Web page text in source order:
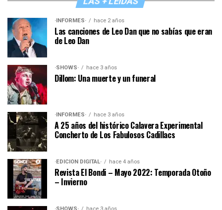
·INFORMES· hace 2 años
Las canciones de Leo Dan que no sabías que eran
de Leo Dan
·SHOWS· hace 3 años
Dillom: Una muerte y un funeral
·INFORMES· hace 3 años
A 25 años del histórico Calavera Experimental
Concherto de Los Fabulosos Cadillacs
·EDICIÓN DIGITAL· hace 4 años
Revista El Bondi – Mayo 2022: Temporada Otoño
– Invierno
·SHOWS· hace 3 años